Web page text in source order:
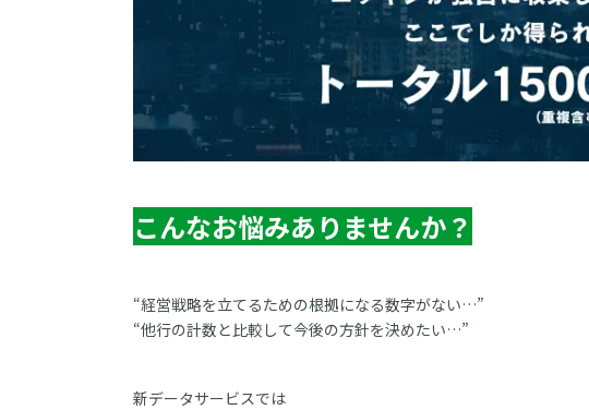
こんなお悩みありませんか？
“経営戦略を立てるための根拠になる数字がない…”
“他行の計数と比較して今後の方針を決めたい…”
新データサービスでは